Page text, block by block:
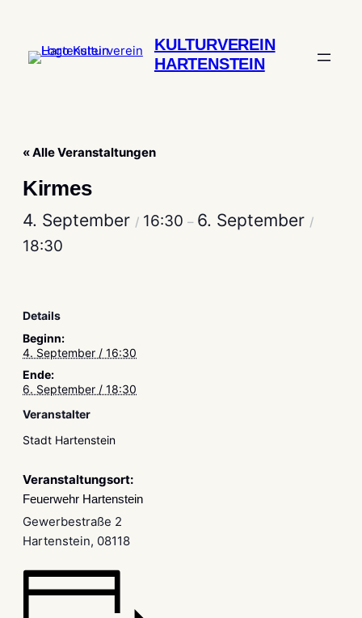
KULTURVEREIN
HARTENSTEIN
« Alle Veranstaltungen
Kirmes
4. September / 16:30 – 6. September /
18:30
Details
Beginn:
4. September / 16:30
Ende:
6. September / 18:30
Veranstalter
Stadt Hartenstein
Veranstaltungsort:
Feuerwehr Hartenstein
Gewerbestraße 2
Hartenstein, 08118